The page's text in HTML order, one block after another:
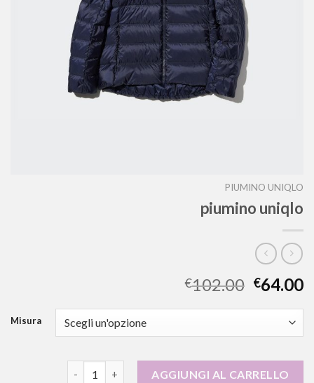
PIUMINO UNIQLO
piumino uniqlo
€102.00 €64.00
Misura
AGGIUNGI AL CARRELLO